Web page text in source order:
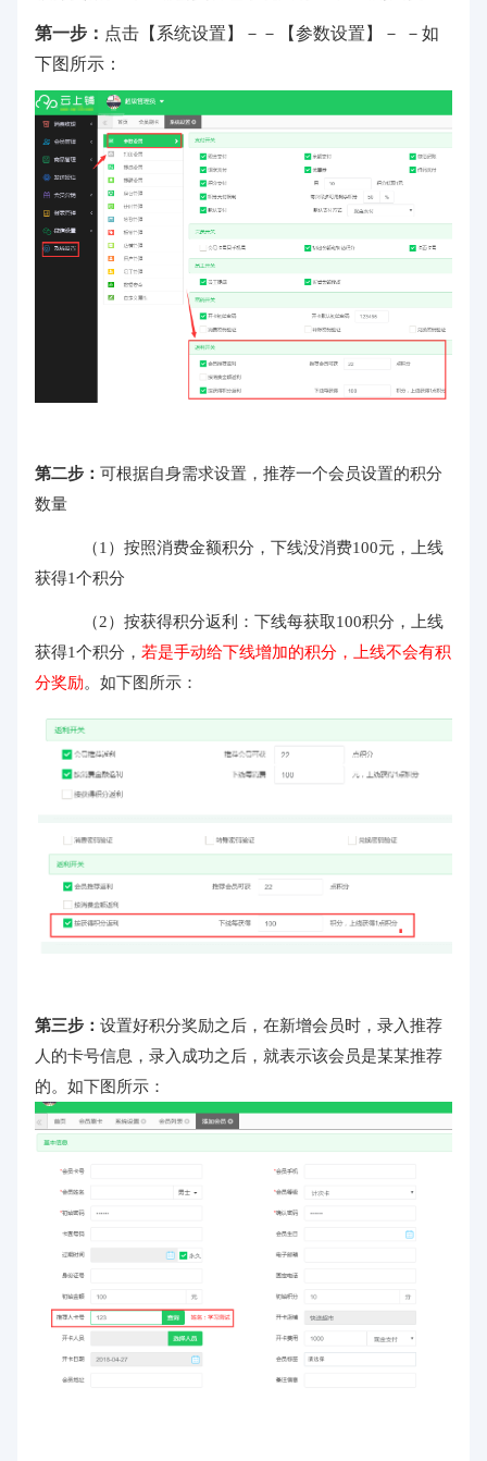
第一步： 点击【系统设置】－－【参数设置】－ －如
下图所示：
第二步： 可根据自身需求设置，推荐一个会员设置的积分
数量
（1）按照消费金额积分，下线没消费100元，上线
获得1个积分
（2）按获得积分返利：下线每获取100积分，上线
获得1个积分， 若是手动给下线增加的积分，上线不会有积
分奖励。如下图所示：
第三步： 设置好积分奖励之后，在新增会员时，录入推荐
人的卡号信息，录入成功之后，就表示该会员是某某推荐
的。 如下图所示：